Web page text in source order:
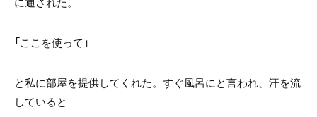
「ここを使って」
と私に部屋を提供してくれた。すぐ風呂にと言われ、汗を流
していると